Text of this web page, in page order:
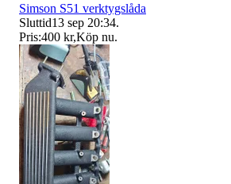
Simson S51 verktygslåda
Sluttid13 sep 20:34.
Pris:400 kr,Köp nu.